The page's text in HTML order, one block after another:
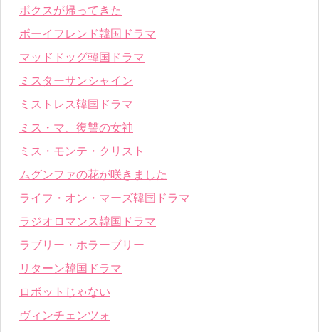
ボクスが帰ってきた
ボーイフレンド韓国ドラマ
マッドドッグ韓国ドラマ
ミスターサンシャイン
ミストレス韓国ドラマ
ミス・マ、復讐の女神
ミス・モンテ・クリスト
ムグンファの花が咲きました
ライフ・オン・マーズ韓国ドラマ
ラジオロマンス韓国ドラマ
ラブリー・ホラーブリー
リターン韓国ドラマ
ロボットじゃない
ヴィンチェンツォ